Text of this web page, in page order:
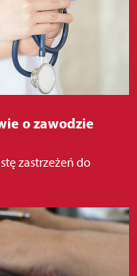
o zawodzie
zastrzeżeń do